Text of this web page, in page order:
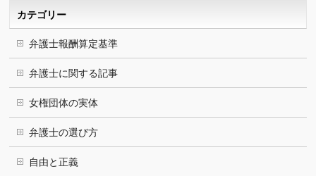
カテゴリー
弁護士報酬算定基準
弁護士に関する記事
女権団体の実体
弁護士の選び方
自由と正義